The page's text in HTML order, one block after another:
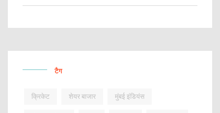
टैग
क्रिकेट शेयर बाजार मुंबई इंडियंस